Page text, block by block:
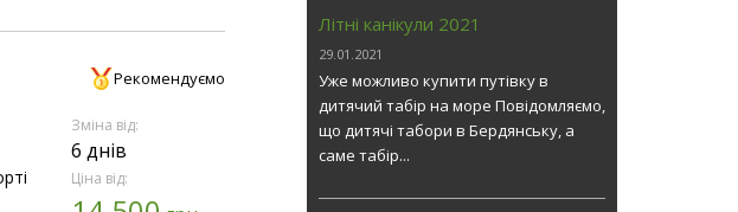
Рекомендуємо
Зміна від:
6 днів
Ціна від:
Літні канікули 2021
29.01.2021
Уже можливо купити путівку в
дитячий табір на море Повідомляємо,
що дитячі табори в Бердянську, а
саме табір...